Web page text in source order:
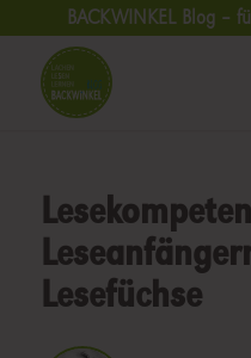
BACKWINKEL Blog –
Lesefüchse